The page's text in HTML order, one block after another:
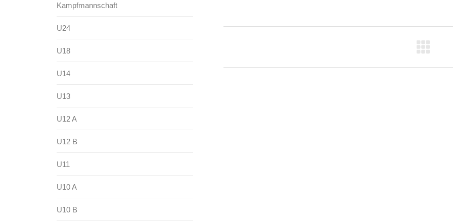
Kampfmannschaft
U24
U18
U14
U13
U12 A
U12 B
U11
U10 A
U10 B